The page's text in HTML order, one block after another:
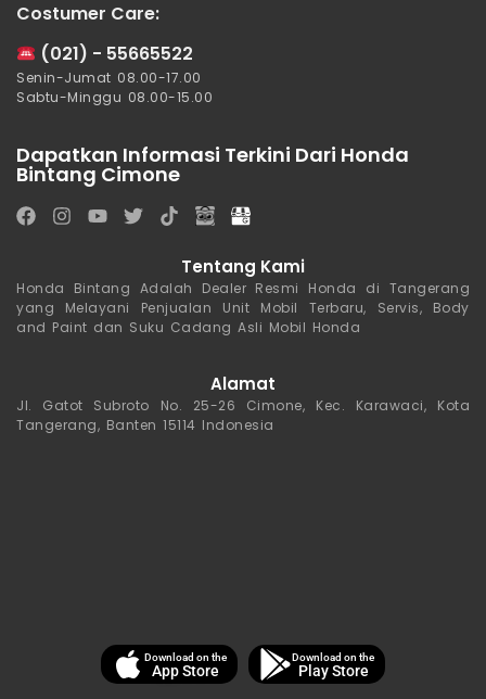
Costumer Care:
(021) - 55665522
Senin-Jumat 08.00-17.00
Sabtu-Minggu 08.00-15.00
Dapatkan Informasi Terkini Dari Honda
Bintang Cimone
Tentang Kami
Honda Bintang Adalah Dealer Resmi Honda di Tangerang
yang Melayani Penjualan Unit Mobil Terbaru, Servis, Body
and Paint dan Suku Cadang Asli Mobil Honda
Alamat
Jl. Gatot Subroto No. 25-26 Cimone, Kec. Karawaci, Kota
Tangerang, Banten 15114 Indonesia
Download on the
App Store
Download on the
Play Store